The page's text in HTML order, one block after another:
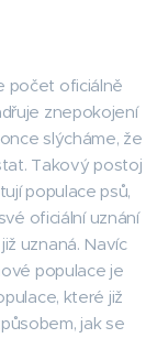
počet oficiálně
znepokojení
slýcháme, že
Takový postoj
populace psů,
oficiální uznání
uznaná. Navíc
populace je
které již
jak se